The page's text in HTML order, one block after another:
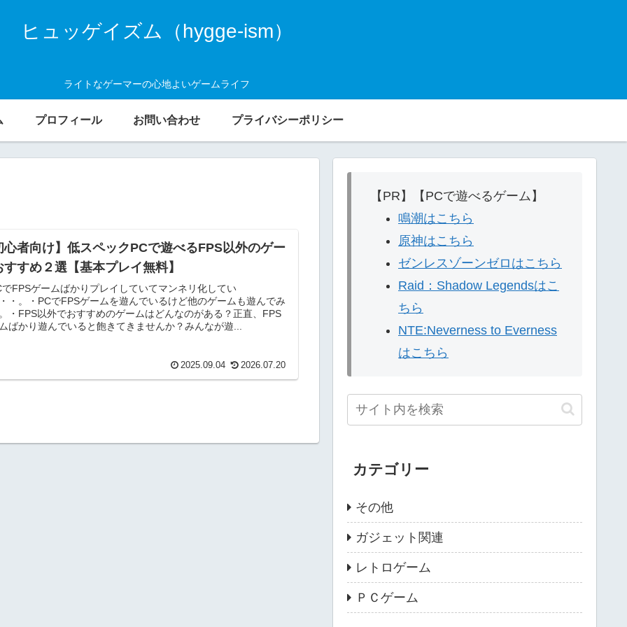
ヒュッゲイズム（hygge-ism）
ライトなゲーマーの心地よいゲームライフ
プロフィール お問い合わせ プライバシーポリシー
心者向け】低スペックPCで遊べるFPS以外のゲー
すすめ２選【基本プレイ無料】
でFPSゲームばかりプレイしていてマンネリ化してい
・。・PCでFPSゲームを遊んでいるけど他のゲームも遊んでみ
・FPS以外でおすすめのゲームはどんなのがある？正直、FPS
ばかり遊んでいると飽きてきませんか？みんなが遊...
2025.09.04 2026.07.20
【PR】【PCで遊べるゲーム】
鳴潮はこちら
原神はこちら
ゼンレスゾーンゼロはこちら
Raid：Shadow Legendsはこ
ちら
NTE:Neverness to Everness
はこちら
カテゴリー
その他
ガジェット関連
レトロゲーム
ＰＣゲーム